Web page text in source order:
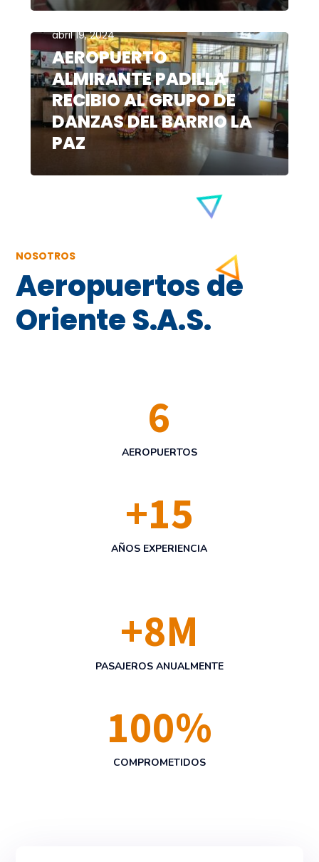
abril 19, 2024
AEROPUERTO
ALMIRANTE PADILLA
RECIBIO AL GRUPO DE
DANZAS DEL BARRIO LA
PAZ
NOSOTROS
Aeropuertos de
Oriente S.A.S.
6
AEROPUERTOS
+15
AÑOS EXPERIENCIA
+8M
PASAJEROS ANUALMENTE
100%
COMPROMETIDOS